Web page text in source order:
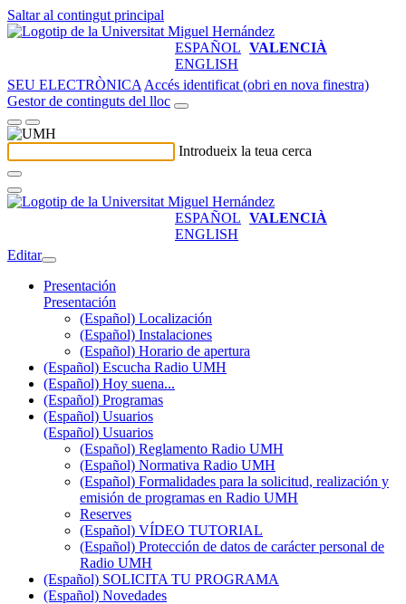
Saltar al contingut principal
ESPAÑOL VALENCIÀ
ENGLISH
SEU ELECTRÒNICA Accés identificat (obri en nova finestra)
Gestor de continguts del lloc
Introdueix la teua cerca
ESPAÑOL VALENCIÀ
ENGLISH
Editar
Presentación
Presentación
(Español) Localización
(Español) Instalaciones
(Español) Horario de apertura
(Español) Escucha Radio UMH
(Español) Hoy suena...
(Español) Programas
(Español) Usuarios
(Español) Usuarios
(Español) Reglamento Radio UMH
(Español) Normativa Radio UMH
(Español) Formalidades para la solicitud, realización y
emisión de programas en Radio UMH
Reserves
(Español) VÍDEO TUTORIAL
(Español) Protección de datos de carácter personal de
Radio UMH
(Español) SOLICITA TU PROGRAMA
(Español) Novedades